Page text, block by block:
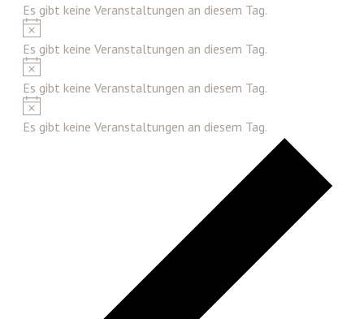
Es gibt keine Veranstaltungen an diesem Tag.
Hinweis
Es gibt keine Veranstaltungen an diesem Tag.
Hinweis
Es gibt keine Veranstaltungen an diesem Tag.
Hinweis
Es gibt keine Veranstaltungen an diesem Tag.